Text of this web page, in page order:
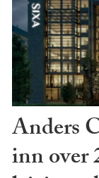
Anders
inn over